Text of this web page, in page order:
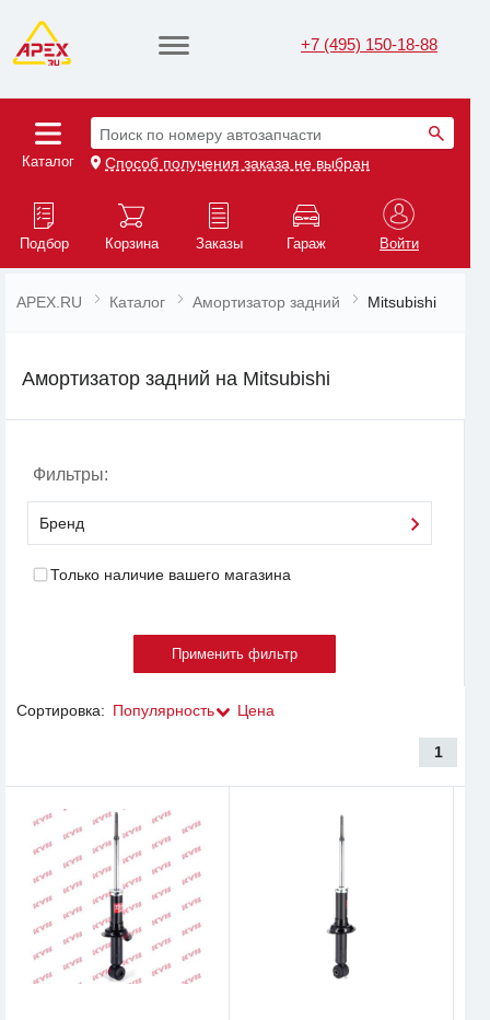
+7 (495) 150-18-88
Каталог
Поиск по номеру автозапчасти
Способ получения заказа не выбран
Подбор Корзина Заказы Гараж Войти
APEX.RU Каталог Амортизатор задний Mitsubishi
Амортизатор задний на Mitsubishi
Фильтры:
Бренд
Только наличие вашего магазина
Сортировка: Популярность Цена
1